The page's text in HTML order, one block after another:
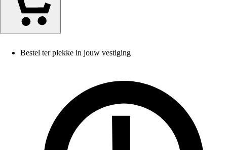
Bestel ter plekke in jouw vestiging